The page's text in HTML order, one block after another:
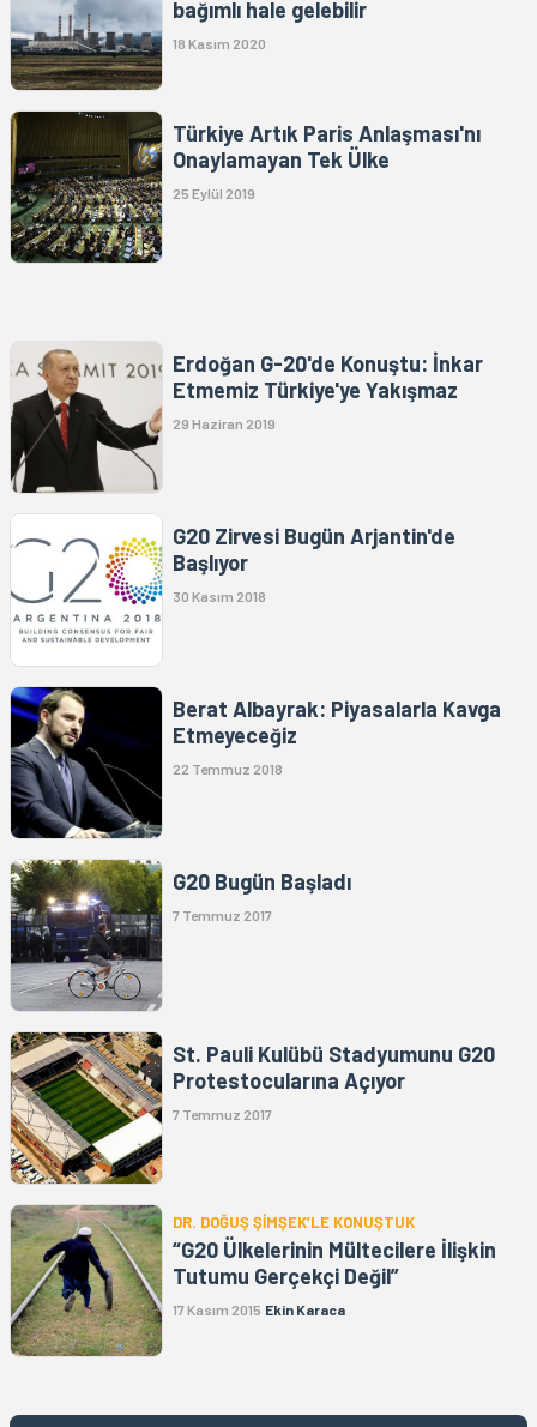
bağımlı hale gelebilir
18 Kasım 2020
Türkiye Artık Paris Anlaşması'nı
Onaylamayan Tek Ülke
25 Eylül 2019
Erdoğan G-20'de Konuştu: İnkar
Etmemiz Türkiye'ye Yakışmaz
29 Haziran 2019
G20 Zirvesi Bugün Arjantin'de
Başlıyor
30 Kasım 2018
Berat Albayrak: Piyasalarla Kavga
Etmeyeceğiz
22 Temmuz 2018
G20 Bugün Başladı
7 Temmuz 2017
St. Pauli Kulübü Stadyumunu G20
Protestocularına Açıyor
7 Temmuz 2017
DR. DOĞUŞ ŞİMŞEK’LE KONUŞTUK
“G20 Ülkelerinin Mültecilere İlişkin
Tutumu Gerçekçi Değil”
17 Kasım 2015 Ekin Karaca